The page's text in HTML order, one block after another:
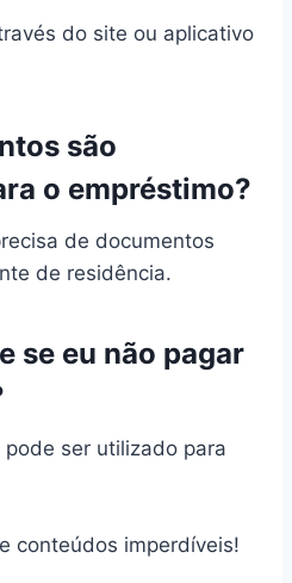
do site ou aplicativo
são
o empréstimo?
de documentos
de residência.
se eu não pagar
pode ser utilizado para
conteúdos imperdíveis!